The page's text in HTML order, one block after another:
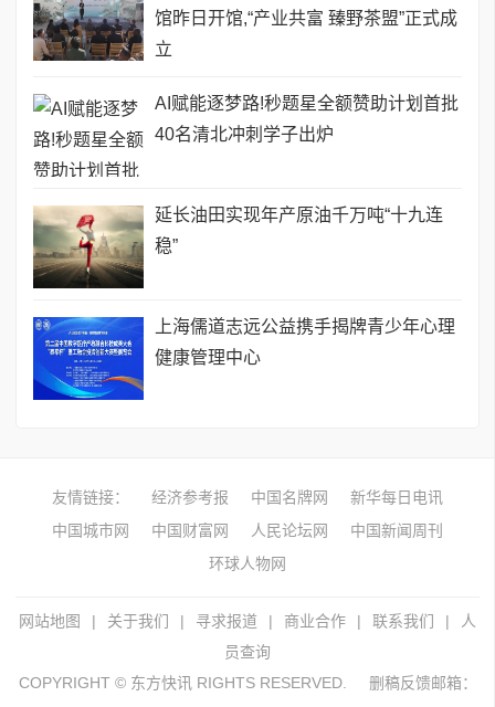
馆昨日开馆,“产业共富 臻野茶盟”正式成
立
AI赋能逐梦路!秒题星全额赞助计划首批
40名清北冲刺学子出炉
延长油田实现年产原油千万吨“十九连
稳”
上海儒道志远公益携手揭牌青少年心理
健康管理中心
友情链接： 经济参考报 中国名牌网
新华每日电讯
中国城市网
中国财富网 人民论坛网
中国新闻周刊
环球人物网
网站地图 | 关于我们 | 寻求报道 | 商业合作 | 联系我们 |
人
员查询
COPYRIGHT © 东方快讯 RIGHTS RESERVED.
删稿反馈邮箱：